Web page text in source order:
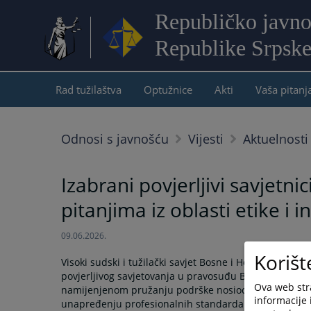
Republičko
Republike Srpske
Rad tužilaštva Optužnice Akti Vaša
Odnosi s javnošću Vijesti Aktuelnosti
Izabrani povjerljivi
pitanjima iz oblasti etike i
09.06.2026.
Visoki sudski i tužilački savjet Bosne i Hercegovine
povjerljivog savjetovanja u pravosuđu Bosne i
namijenjenom pružanju podrške nosiocima
unapređenju profesionalnih standarda.
Ova web
informacije